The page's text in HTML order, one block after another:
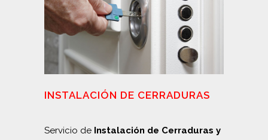
INSTALACIÓN DE CERRADURAS
Servicio de Instalación de Cerraduras y